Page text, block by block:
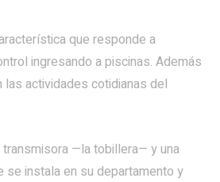
que responde a
ingresando a piscinas. Además
actividades cotidianas del
transmisora —la tobillera— y una
se instala en su departamento y